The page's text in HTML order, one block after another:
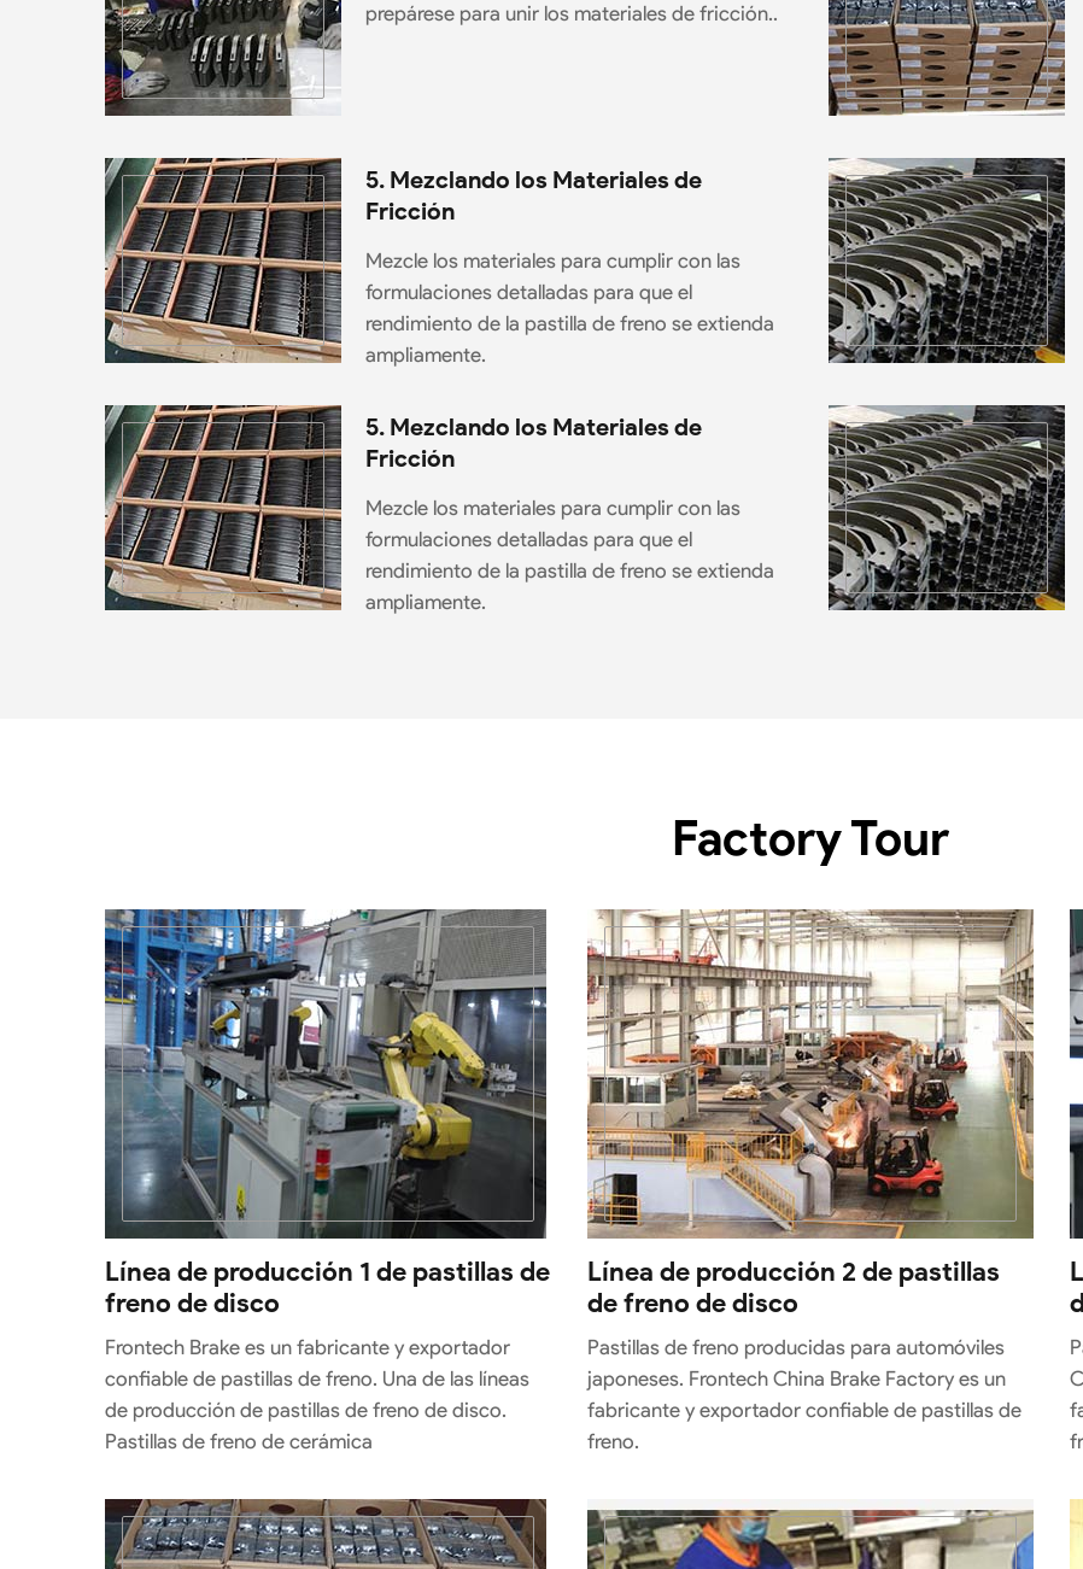
prepárese para unir los materiales de fricción..
5. Mezclando los Materiales de
Fricción
Mezcle los materiales para cumplir con las
formulaciones detalladas para que el
rendimiento de la pastilla de freno se extienda
ampliamente.
5. Mezclando los Materiales de
Fricción
Mezcle los materiales para cumplir con las
formulaciones detalladas para que el
rendimiento de la pastilla de freno se extienda
ampliamente.
Factory Tour
Línea de producción 1 de pastillas de
freno de disco
Frontech Brake es un fabricante y exportador
confiable de pastillas de freno. Una de las líneas
de producción de pastillas de freno de disco.
Pastillas de freno de cerámica
Línea de producción 2 de pastillas
de freno de disco
Pastillas de freno producidas para automóviles
japoneses. Frontech China Brake Factory es un
fabricante y exportador confiable de pastillas de
freno.